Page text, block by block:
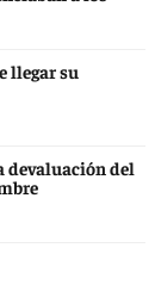
llegar su
devaluación del